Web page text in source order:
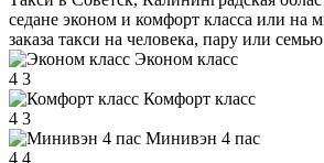
седане эконом и комфорт класса или на
заказа такси на человека, пару или семью
Эконом класс
4 3
Комфорт класс
4 3
Минивэн 4 пас
4 4